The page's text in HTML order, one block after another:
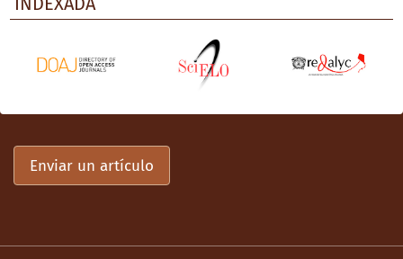
Enviar un artículo